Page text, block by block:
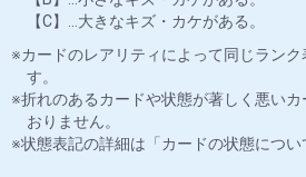
【C】…大きなキズ・カケがある。
カードのレアリティによって同じラン
す。
折れのあるカードや状態が著しく悪い
おりません。
状態表記の詳細は「カードの状態につい